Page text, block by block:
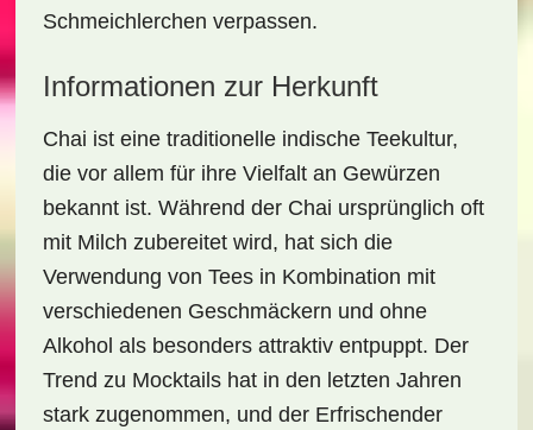
Schmeichlerchen verpassen.
Informationen zur Herkunft
Chai ist eine traditionelle indische Teekultur,
die vor allem für ihre Vielfalt an Gewürzen
bekannt ist. Während der Chai ursprünglich oft
mit Milch zubereitet wird, hat sich die
Verwendung von Tees in Kombination mit
verschiedenen Geschmäckern und ohne
Alkohol als besonders attraktiv entpuppt. Der
Trend zu Mocktails hat in den letzten Jahren
stark zugenommen, und der Erfrischender